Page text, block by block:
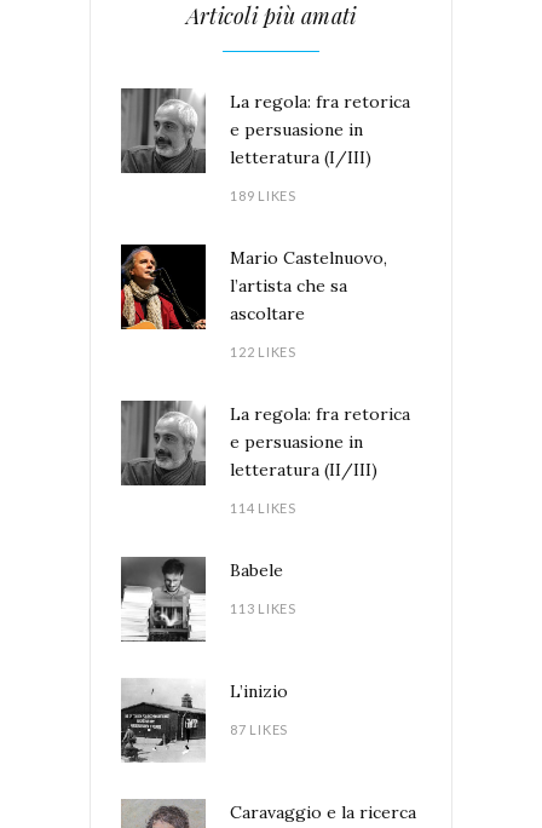
Articoli più amati
La regola: fra retorica
e persuasione in
letteratura (I/III)
189 LIKES
Mario Castelnuovo,
l’artista che sa
ascoltare
122 LIKES
La regola: fra retorica
e persuasione in
letteratura (II/III)
114 LIKES
Babele
113 LIKES
L’inizio
87 LIKES
Caravaggio e la ricerca